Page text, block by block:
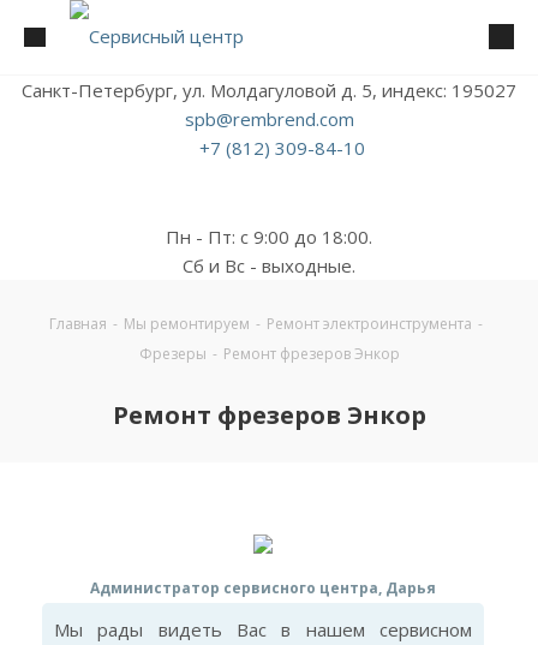
Санкт-Петербург, ул. Молдагуловой д. 5, индекс: 195027
spb@rembrend.com
+7 (812) 309-84-10
Пн - Пт: с 9:00 до 18:00.
Сб и Вс - выходные.
Главная - Мы ремонтируем - Ремонт электроинструмента -
Фрезеры - Ремонт фрезеров Энкор
Ремонт фрезеров Энкор
Администратор сервисного центра, Дарья
Мы рады видеть Вас в нашем сервисном